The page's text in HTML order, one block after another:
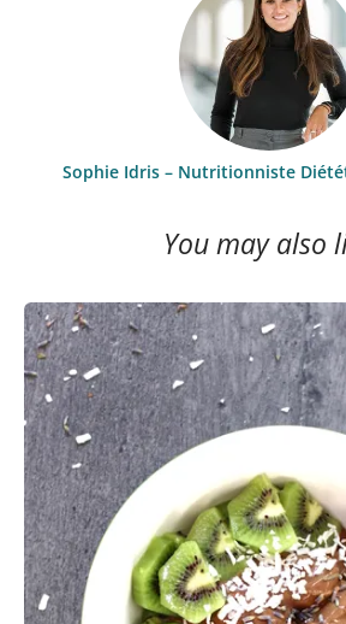
Sophie Idris – Nutritionniste
You may also